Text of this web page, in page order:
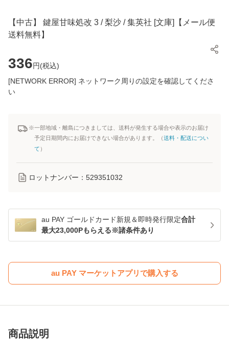
【中古】 鍵屋甘味処改 3 / 梨沙 / 集英社 [文庫]【メール便
送料無料】
336円(税込)
[NETWORK ERROR] ネットワーク周りの設定を確認してくださ
い
※一部地域・離島につきましては、送料が発生する場合や表示のお届け
予定日期間内にお届けできない場合があります。（送料・配送につい
て ）
ロットナンバー： 529351032
au PAY ゴールドカード新規＆即時発行限定合計
最大23,000Pもらえる※諸条件あり
au PAY マーケットアプリで購入する
商品説明